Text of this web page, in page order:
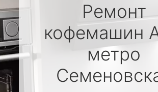
Ремонт
кофемашин
метро